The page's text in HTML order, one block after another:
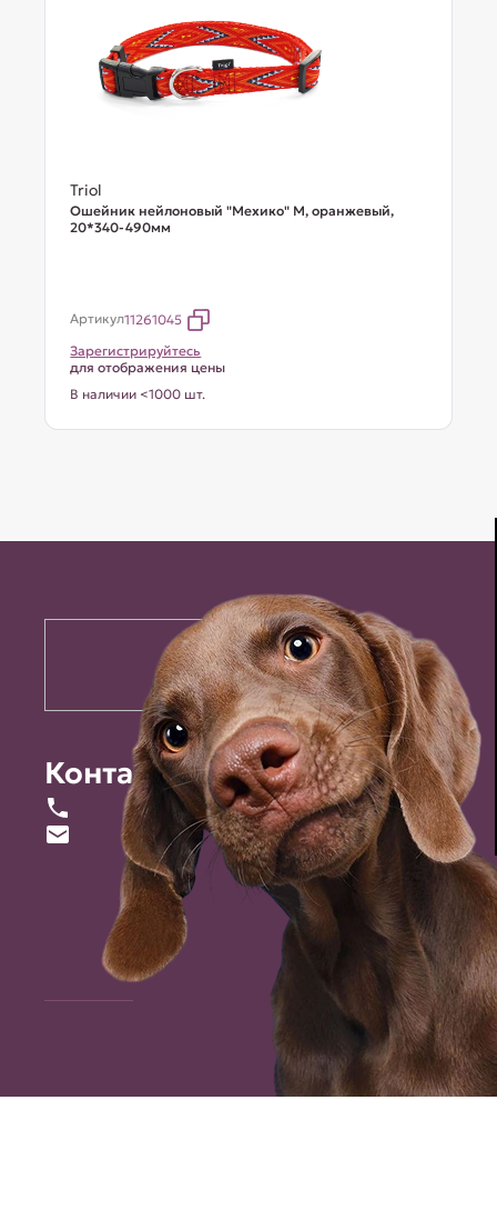
Triol
Ошейник нейлоновый "Мехико" M, оранжевый,
20*340-490мм
Артикул11261045
Зарегистрируйтесь
для отображения цены
В наличии <1000 шт.
Контакты